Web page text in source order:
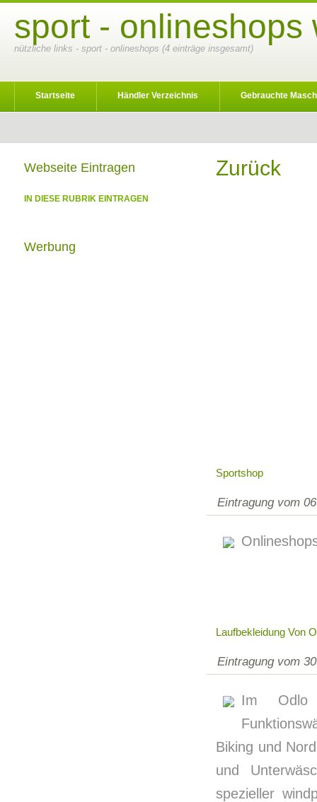
sport -
nützliche links - sport - onlineshops (4 einträge insgesamt)
Startseite Händler Verzeichnis Gebrauchte
Zurück
Sportshop
Eintragung vom
Laufbekleidung Von
Eintragung vom
Im Odlo
Biking und
und
spezieller
Webseite Eintragen
IN DIESE RUBRIK EINTRAGEN
Werbung